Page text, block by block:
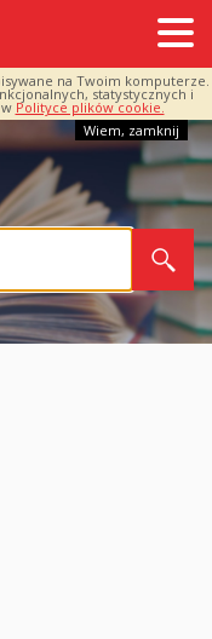
na Twoim komputerze.
statystycznych i
Polityce plików cookie.
Wiem, zamknij